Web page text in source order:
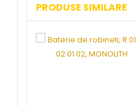
PRODUSE SIMILARE